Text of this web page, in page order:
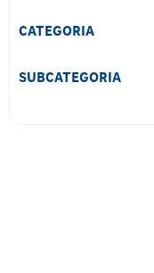
CATEGORIA
SUBCATEGORIA